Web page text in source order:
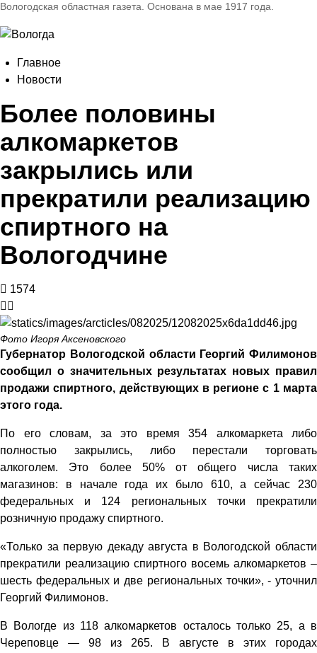
Вологодская областная газета. Основана в мае 1917 года.
Главное
Новости
Более половины
алкомаркетов
закрылись или
прекратили реализацию
спиртного на
Вологодчине
1574
Фото Игоря Аксеновского
Губернатор Вологодской области Георгий Филимонов
сообщил о значительных результатах новых правил
продажи спиртного, действующих в регионе с 1 марта
этого года.
По его словам, за это время 354 алкомаркета либо
полностью закрылись, либо перестали торговать
алкоголем. Это более 50% от общего числа таких
магазинов: в начале года их было 610, а сейчас 230
федеральных и 124 региональных точки прекратили
розничную продажу спиртного.
«Только за первую декаду августа в Вологодской области
прекратили реализацию спиртного восемь алкомаркетов –
шесть федеральных и две региональных точки», - уточнил
Георгий Филимонов.
В Вологде из 118 алкомаркетов осталось только 25, а в
Череповце — 98 из 265. В августе в этих городах